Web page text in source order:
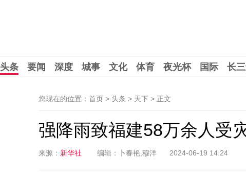
头条 要闻 深度 城事 文化 体育 夜光杯 国际 长
您现在的位置：首页 > 头条 > 天下 > 正文
强降雨致福建58万余人受
来源： 新华社 编辑：卜春艳,穆洋 2024-06-19 14:24